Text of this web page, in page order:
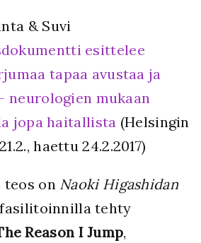
& Suvi
esittelee
tapaa avustaa ja
neurologien mukaan
jopa haitallista (Helsingin
haettu 24.2.2017)
teos on Naoki Higashidan
tehty
Reason I Jump,